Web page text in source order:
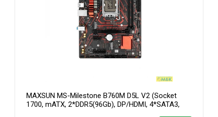
MAXSUN MS-Milestone B760M D5L V2 (Socket
1700, mATX, 2*DDR5(96Gb), DP/HDMI, 4*SATA3,